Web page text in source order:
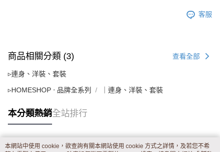
客服
商品相關分類 (3) 查看全部
▹連身、洋裝、套裝
▹HOMESHOP ‧ 品牌全系列 ｜連身、洋裝、套裝
本分類熱銷全站排行
本網站中使用 cookie，欲查詢有關本網站使用 cookie 方式之詳情，及若您不希